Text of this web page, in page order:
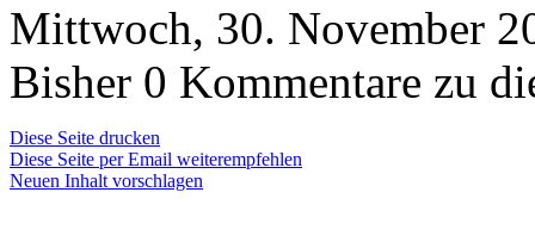
Mittwoch, 30. November
Bisher 0 Kommentare zu
Diese Seite drucken
Diese Seite per Email weiterempfehlen
Neuen Inhalt vorschlagen